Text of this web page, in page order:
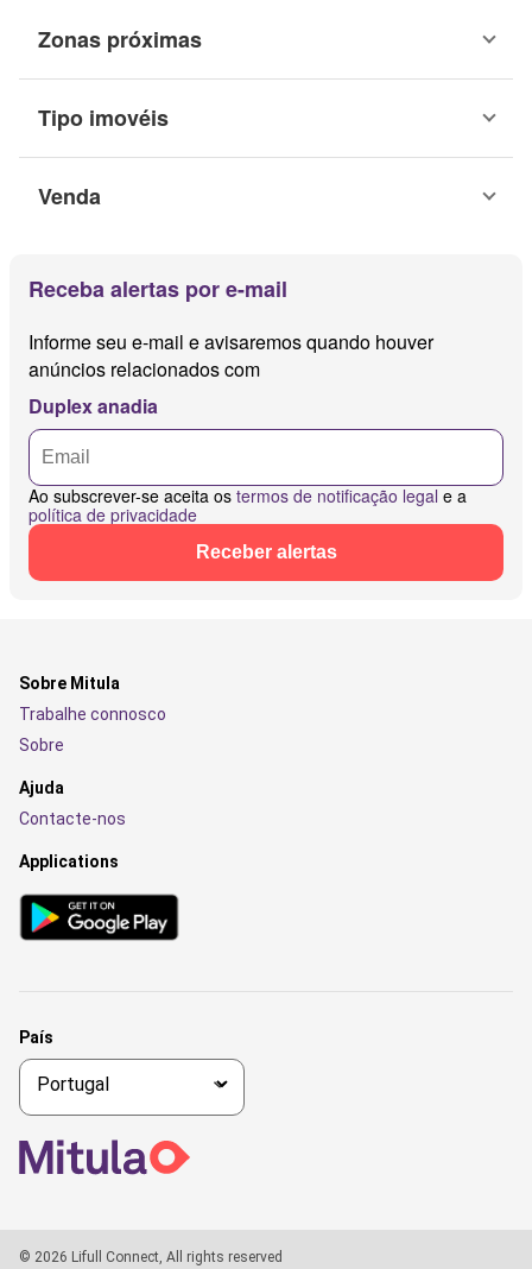
Zonas próximas
Tipo imovéis
Venda
Receba alertas por e-mail
Informe seu e-mail e avisaremos quando houver
anúncios relacionados com
Duplex anadia
Ao subscrever-se aceita os termos de notificação legal e a
política de privacidade
Receber alertas
Sobre Mitula
Trabalhe connosco
Sobre
Ajuda
Contacte-nos
Applications
País
© 2026 Lifull Connect, All rights reserved